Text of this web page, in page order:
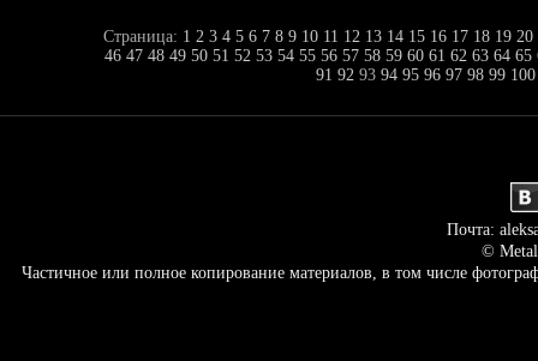
Страница: 1 2 3 4 5 6 7 8 9 10 11 12 13 14 15 16 17 18 19 20
46 47 48 49 50 51 52 53 54 55 56 57 58 59 60 61 62 63 64 65
91 9293 94 95 96 97 98 99 100
Почта:
©
Частичное или полное копирование материалов, в том числе